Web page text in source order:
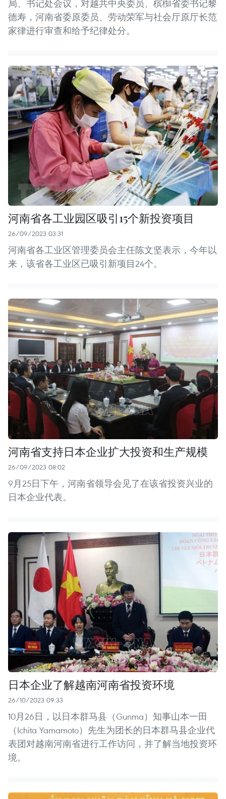
局、书记处会议，对越共中央委员、槟椥省委书记黎
德寿，河南省委原委员、劳动荣军与社会厅原厅长范
家律进行审查和给予纪律处分。
河南省各工业园区吸引15个新投资项目
26/09/2023 03:31
河南省各工业区管理委员会主任陈文坚表示，今年以
来，该省各工业区已吸引新项目24个。
河南省支持日本企业扩大投资和生产规模
26/09/2023 08:02
9月25日下午，河南省领导会见了在该省投资兴业的
日本企业代表。
日本企业了解越南河南省投资环境
26/10/2023 09:33
10月26日，以日本群马县（Gunma）知事山本一田
（Ichita Yamamoto）先生为团长的日本群马县企业代
表团对越南河南省进行工作访问，并了解当地投资环
境。